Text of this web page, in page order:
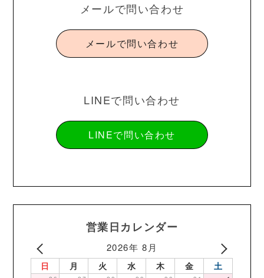
メールで問い合わせ
メールで問い合わせ
LINEで問い合わせ
LINEで問い合わせ
営業日カレンダー
2026年 8月
日 月 火 水 木 金 土